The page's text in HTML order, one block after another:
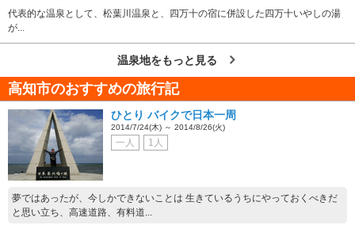
代表的な温泉として、松葉川温泉と、四万十の宿に併設した四万十いやしの湯
が...
温泉地をもっと見る
高知市のおすすめの旅行記
ひとり バイクで日本一周
2014/7/24(木) ～ 2014/8/26(火)
一人 1人
夢ではあったが、今しかできないことは 生きているうちにやっておくべきだ
と思い立ち、高速道路、有料道...